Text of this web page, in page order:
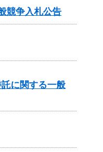
競争入札公告
に関する一般